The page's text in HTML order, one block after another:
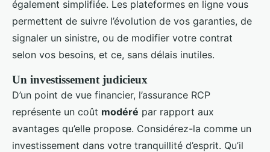
également simplifiée. Les plateformes en ligne vous
permettent de suivre l’évolution de vos garanties, de
signaler un sinistre, ou de modifier votre contrat
selon vos besoins, et ce, sans délais inutiles.
Un investissement judicieux
D’un point de vue financier, l’assurance RCP
représente un coût modéré par rapport aux
avantages qu’elle propose. Considérez-la comme un
investissement dans votre tranquillité d’esprit. Qu’il